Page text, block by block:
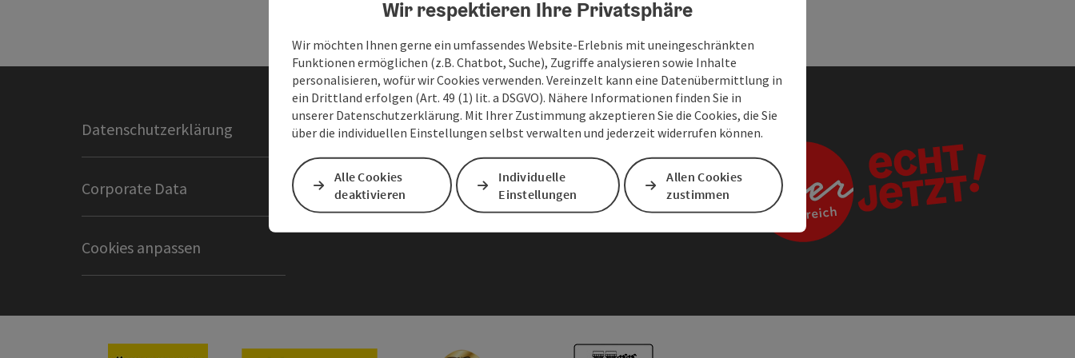
Datenschutzerklärung Impressum Barrierefreiheitserklärung
Corporate Data Intranet AGBs
Cookies anpassen
Wir respektieren Ihre Privatsphäre
Wir möchten Ihnen gerne ein umfassendes Website-Erlebnis mit uneingeschränkten
Funktionen ermöglichen (z.B. Chatbot, Suche), Zugriffe analysieren sowie Inhalte
personalisieren, wofür wir Cookies verwenden. Vereinzelt kann eine Datenübermittlung in
ein Drittland erfolgen (Art. 49 (1) lit. a DSGVO). Nähere Informationen finden Sie in
unserer Datenschutzerklärung. Mit Ihrer Zustimmung akzeptieren Sie die Cookies, die Sie
über die individuellen Einstellungen selbst verwalten und jederzeit widerrufen können.
Alle Cookies
deaktivieren
Individuelle
Einstellungen
Allen Cookies
zustimmen